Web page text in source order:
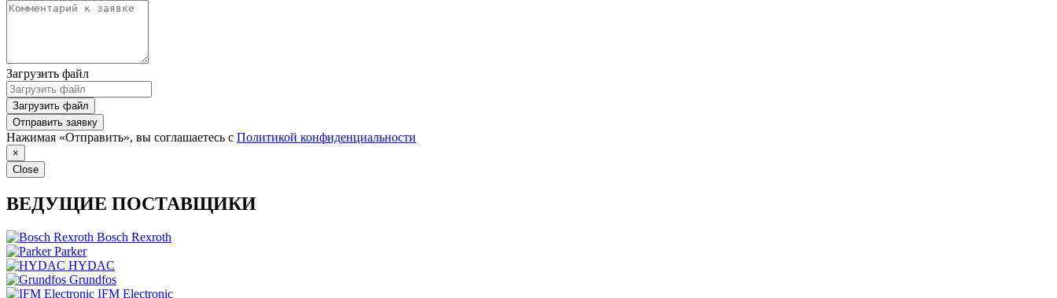
Загрузить файл
Загрузить файл
Отправить заявку
Нажимая «Отправить», вы соглашаетесь с Политикой конфиденциальности
×
Close
ВЕДУЩИЕ ПОСТАВЩИКИ
Bosch Rexroth
Parker
HYDAC
Grundfos
IFM Electronic